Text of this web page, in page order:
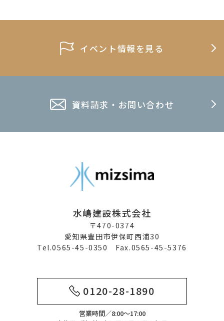
イベント情報を見る
資料請求・お問い合わせ
水嶋建設株式会社
〒470-0374
愛知県豊田市伊保町西浦30
Tel.0565-45-0350 Fax.0565-45-5376
0120-28-1890
営業時間／8:00～17:00